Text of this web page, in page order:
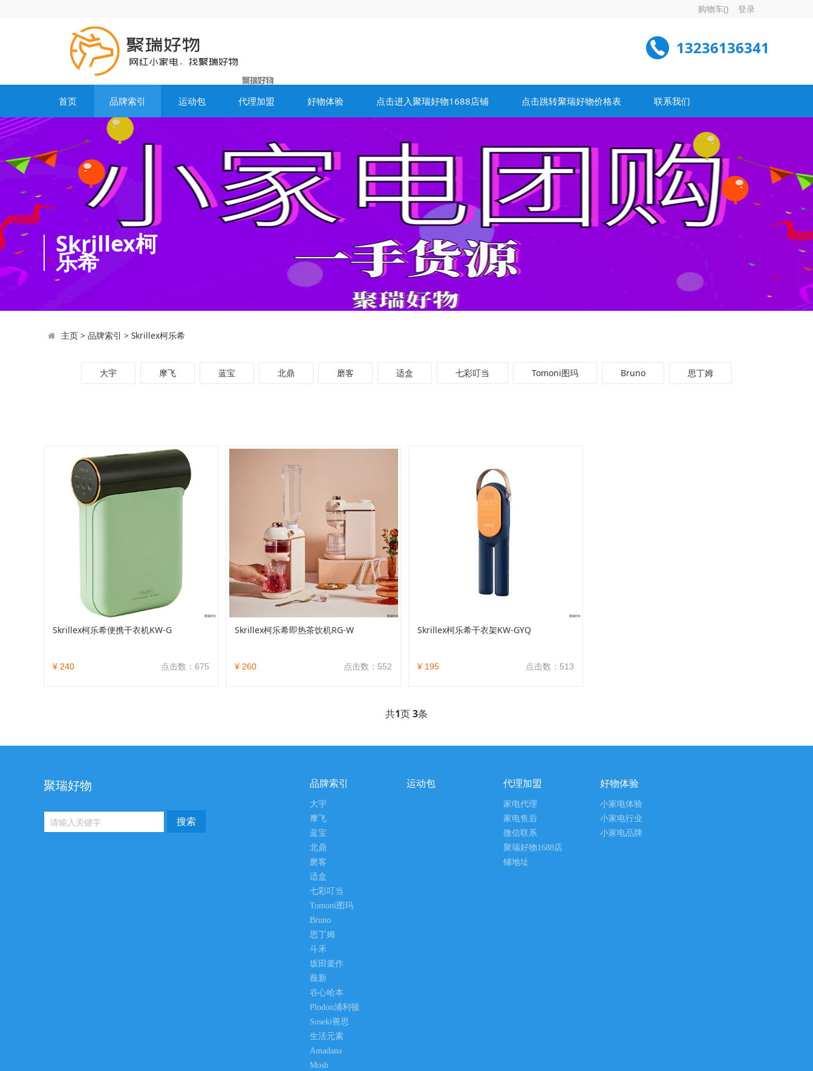
购物车() 登录
13236136341
首页 品牌索引 运动包 代理加盟 好物体验 点击进入聚瑞好物1688店铺 点击跳转聚瑞好物价格表 联系我们
Skrillex柯
乐希
主页> 品牌索引 > Skrillex柯乐希
大宇 摩飞 蓝宝 北鼎 磨客 适盒 七彩叮当 Tomoni图玛 Bruno 思丁姆
Skrillex柯乐希便携干衣机KW-G
点击数：675
¥ 240
Skrillex柯乐希即热茶饮机RG-W
点击数：552
¥ 260
Skrillex柯乐希干衣架KW-GYQ
点击数：513
¥ 195
共1页3条
聚瑞好物 品牌索引
大宇
摩飞
蓝宝
北鼎
磨客
适盒
七彩叮当
Tomoni图玛
Bruno
思丁姆
斗禾
坂田釜作
薇新
谷心哈本
Plodon浦利顿
Soseki善思
生活元素
Amadana
Mosh
运动包 代理加盟
家电代理
家电售后
微信联系
聚瑞好物1688店
铺地址
好物体验
小家电体验
小家电行业
小家电品牌